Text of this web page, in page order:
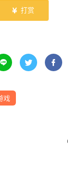
 打赏
  
戏